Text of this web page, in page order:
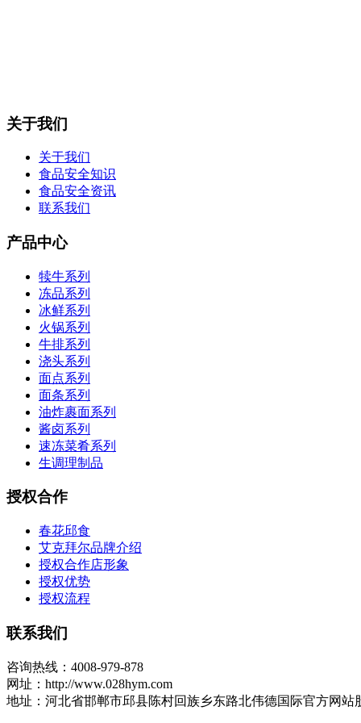
关于我们
关于我们
食品安全知识
食品安全资讯
联系我们
产品中心
犊牛系列
冻品系列
冰鲜系列
火锅系列
牛排系列
浇头系列
面点系列
面条系列
油炸裹面系列
酱卤系列
速冻菜肴系列
生调理制品
授权合作
春花邱食
艾克拜尔品牌介绍
授权合作店形象
授权优势
授权流程
联系我们
咨询热线：4008-979-878
网址：http://www.028hym.com
地址：河北省邯郸市邱县陈村回族乡东路北伟德国际官方网站